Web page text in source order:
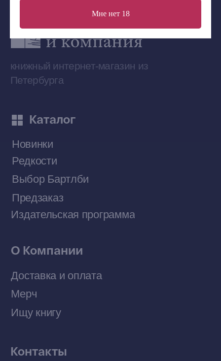
Мне нет 18
Договор оферты
Политика конфиденциальности
© 2026 Все права защищены
Приобрести книги на Ozon
Сообщество ВКонтакте
Наши книги на «Авито»